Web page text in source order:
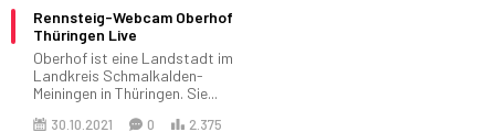
Rennsteig-Webcam Oberhof
Thüringen Live
Oberhof ist eine Landstadt im
Landkreis Schmalkalden-
Meiningen in Thüringen. Sie...
30.10.2021 0 2.375